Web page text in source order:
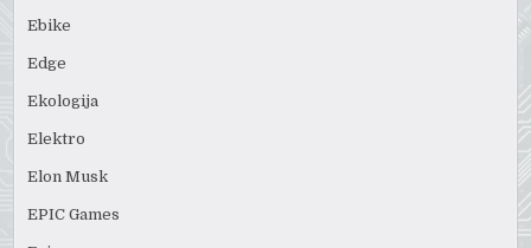
Ebike
Edge
Ekologija
Elektro
Elon Musk
EPIC Games